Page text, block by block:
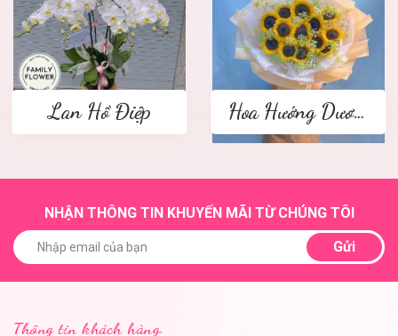
Lan Hồ Điệp Hoa Hướng Dương
NHẬN THÔNG TIN KHUYẾN MÃI TỪ CHÚNG TÔI
Gửi
Thông tin khách hàng.